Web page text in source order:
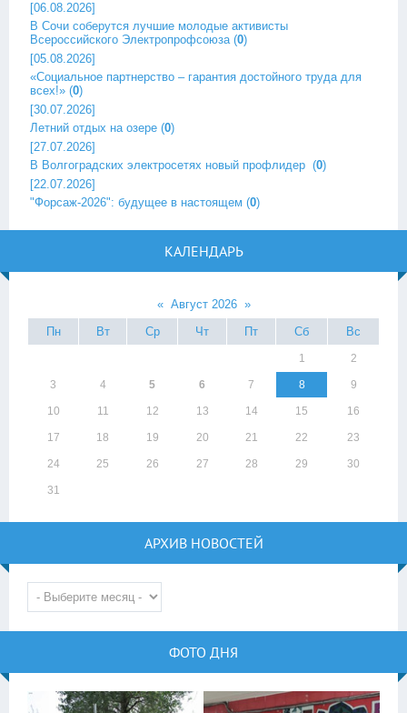
[06.08.2026]
В Сочи соберутся лучшие молодые активисты
Всероссийского Электропрофсоюза (0)
[05.08.2026]
«Социальное партнерство – гарантия достойного труда для
всех!» (0)
[30.07.2026]
Летний отдых на озере (0)
[27.07.2026]
В Волгоградских электросетях новый профлидер ‎ (0)
[22.07.2026]
"Форсаж-2026": будущее в настоящем (0)
КАЛЕНДАРЬ
« Август 2026 »
Пн
Вт Ср Чт Пт Сб Вс
1 2
3 4 5 6 7 8 9
10 11 12 13 14 15 16
17 18 19 20 21 22 23
24 25 26 27 28 29 30
31
АРХИВ НОВОСТЕЙ
ФОТО ДНЯ